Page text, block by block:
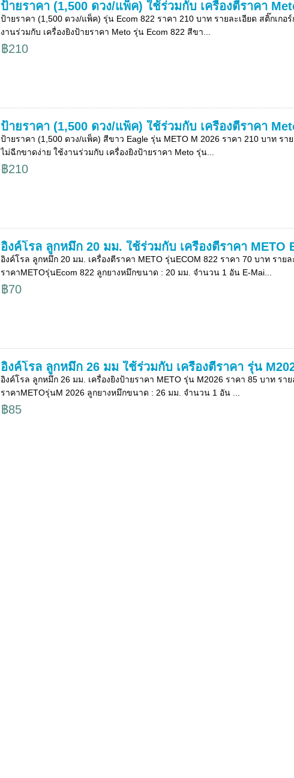
ป้ายราคา (1,500 ดวง/แพ็ค) ใช้ร่วมกับ เครื่องตีราคา
ป้ายราคา (1,500 ดวง/แพ็ค) รุ่น Ecom 822 ราคา 210 บาท รายละเอียด สติ๊กเ
งานร่วมกับ เครื่องยิงป้ายราคา Meto รุ่น Ecom 822 สีขา...
฿210
ป้ายราคา (1,500 ดวง/แพ็ค) ใช้ร่วมกับ เครื่องตีราคา
ป้ายราคา (1,500 ดวง/แพ็ค) สีขาว Eagle รุ่น METO M 2026 ราคา 210 บาท ร
ไม่ฉีกขาดง่าย ใช้งานร่วมกับ เครื่องยิงป้ายราคา Meto รุ่น...
฿210
อิงค์โรล ลูกหมึก 20 มม. ใช้ร่วมกับ เครื่องตีราคา METO
อิงค์โรล ลูกหมึก 20 มม. เครื่องตีราคา METO รุ่นECOM 822 ราคา 70 บาท รา
ราคาMETOรุ่นEcom 822 ลูกยางหมึกขนาด : 20 มม. จำนวน 1 อัน E-Mai...
฿70
อิงค์โรล ลูกหมึก 26 มม ใช้ร่วมกับ เครื่องตีราคา รุ่น
อิงค์โรล ลูกหมึก 26 มม. เครื่องยิงป้ายราคา METO รุ่น M2026 ราคา 85 บาท ร
ราคาMETOรุ่นM 2026 ลูกยางหมึกขนาด : 26 มม. จำนวน 1 อัน ...
฿85